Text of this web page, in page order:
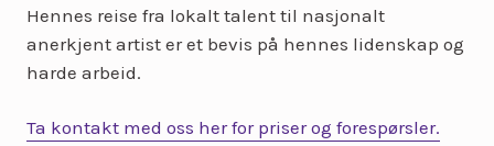
Hennes reise fra lokalt talent til nasjonalt
anerkjent artist er et bevis på hennes lidenskap og
harde arbeid.
Ta kontakt med oss her for priser og forespørsler.